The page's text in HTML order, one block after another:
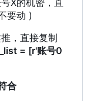
要动 )
，直接复制
= [r'账号0
合